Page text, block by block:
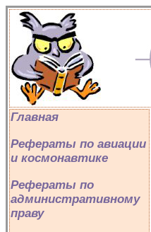
Главная
Рефераты по авиации
и космонавтике
Рефераты по
административному
праву